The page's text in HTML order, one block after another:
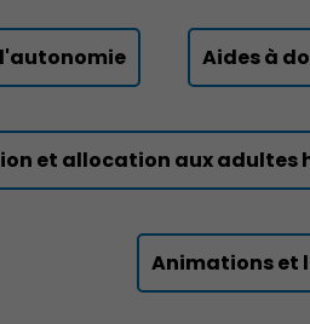
Aides à
et allocation aux adultes
Animations et